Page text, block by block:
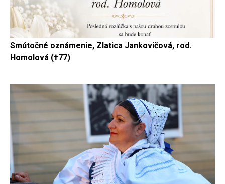
Smútočné oznámenie, Zlatica Jankovičová, rod.
Homolová (†77)